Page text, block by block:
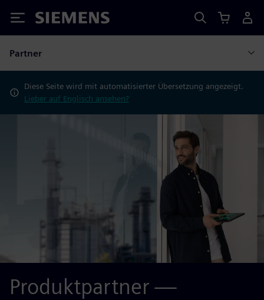
Siemens
Partner
Diese Seite wird mit automatisierter Übersetzung angezeigt.
Lieber auf Englisch ansehen?
Produktpartner —